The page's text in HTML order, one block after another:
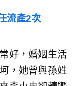
流產2次
好，婚姻生活
，她曾與孫姓